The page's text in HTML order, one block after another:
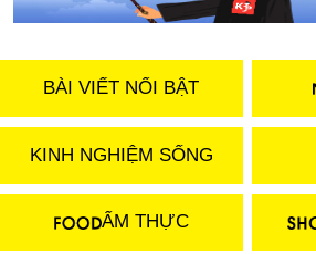
BÀI VIẾT NỔI BẬT
KINH NGHIỆM SỐNG
ẨM THỰC